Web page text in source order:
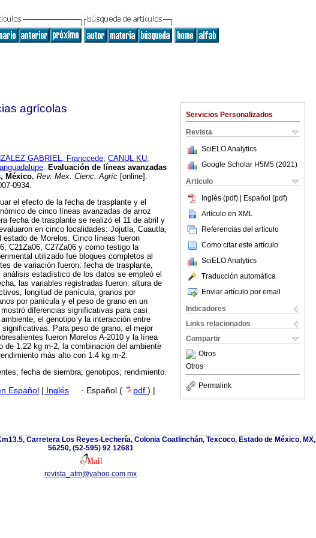
Servicios Personalizados
Revista
SciELO Analytics
Google Scholar H5M5 (2021 )
Articulo
Inglés (pdf) | Español (pdf)
Artículo en XML
Referencias del artículo
Como citar este artículo
SciELO Analytics
Traducción automática
Enviar artículo por email
Indicadores
Links relacionados
Compartir
Otros
Otros
Permalink
agrícolas
GABRIEL, Franccede; CANUL KU,
. Evaluación de líneas avanzadas
México. Rev. Mex. Cienc. Agríc [online].
0934.
el efecto de la fecha de trasplante y el
de cinco líneas avanzadas de arroz
fecha de trasplante se realizó el 11 de abril y
en cinco localidades: Jojutla, Cuautla,
de Morelos. Cinco líneas fueron
C21Za06, C27Za06 y como testigo la
utilizado fue bloques completos al
de variación fueron: fecha de trasplante,
estadístico de los datos se empleó el
las variables registradas fueron: altura de
longitud de panícula, granos por
por panícula y el peso de grano en un
diferencias significativas para casi
el genotipo y la interacción entre
Para peso de grano, el mejor
fueron Morelos A-2010 y la línea
de 1.22 kg m-2, la combinación del ambiente
más alto con 1.4 kg m-2.
fecha de siembra; genotipos; rendimiento.
Español | Inglés · Español ( pdf ) |
Carretera Los Reyes-Lechería, Colonia Coatlinchán, Texcoco, Estado de México, MX,
56250, (52-595) 92 12681
revista_atm@yahoo.com.mx